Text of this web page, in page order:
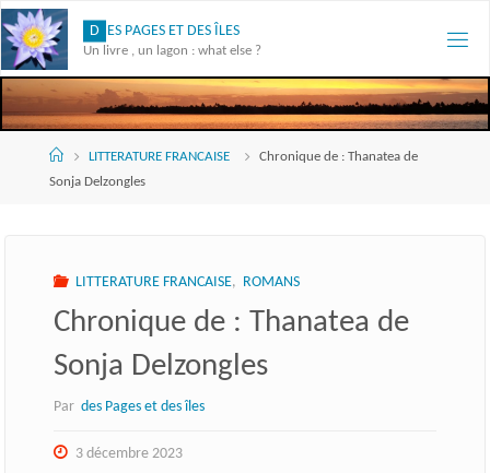
Skip
to
content
D ES PAGES ET DES ÎLES
Un livre , un lagon : what else ?
AccueilLITTERATURE FRANCAISE
Chronique de : Thanatea de
Sonja Delzongles
LITTERATURE FRANCAISE, ROMANS
Chronique de : Thanatea de
Sonja Delzongles
Par des Pages et des îles
3 décembre 2023